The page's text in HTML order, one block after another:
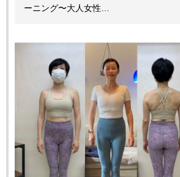
ーニング〜大人女性…